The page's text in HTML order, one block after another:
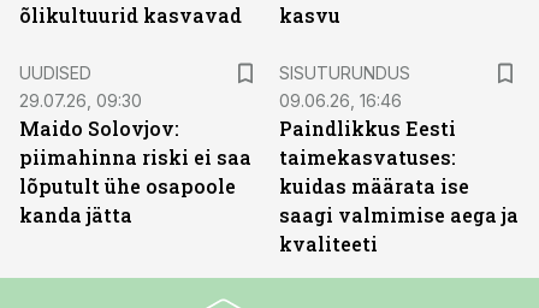
õlikultuurid kasvavad
kasvu
UUDISED
29.07.26, 09:30
Maido Solovjov:
piimahinna riski ei saa
lõputult ühe osapoole
kanda jätta
SISUTURUNDUS
09.06.26, 16:46
Paindlikkus Eesti
taimekasvatuses:
kuidas määrata ise
saagi valmimise aega ja
kvaliteeti